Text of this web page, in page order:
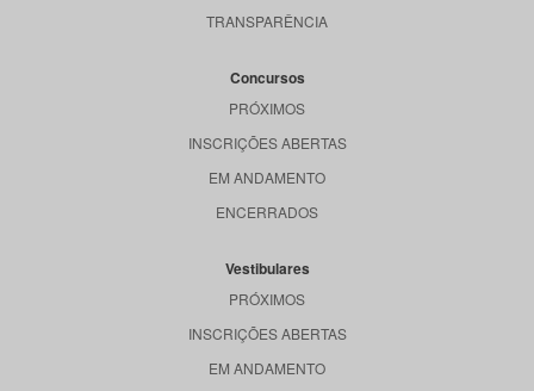
TRANSPARÊNCIA
Concursos
PRÓXIMOS
INSCRIÇÕES ABERTAS
EM ANDAMENTO
ENCERRADOS
Vestibulares
PRÓXIMOS
INSCRIÇÕES ABERTAS
EM ANDAMENTO